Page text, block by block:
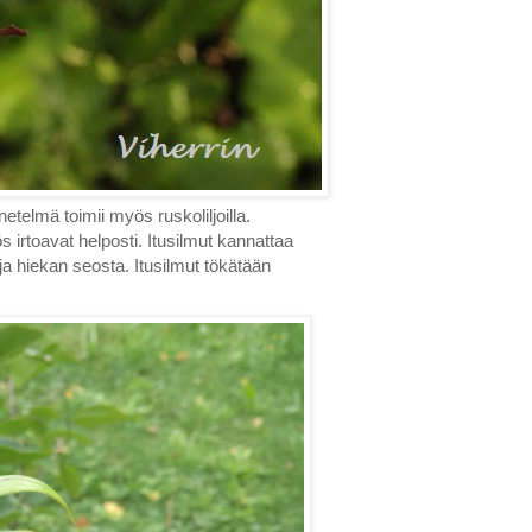
toimii myös ruskoliljoilla.
irtoavat helposti. Itusilmut kannattaa
hiekan seosta. Itusilmut tökätään